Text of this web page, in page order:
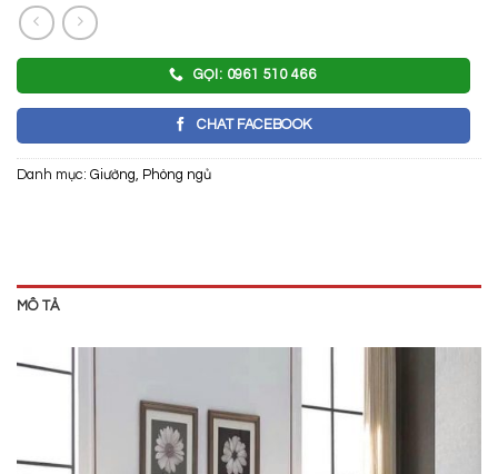
GỌI: 0961 510 466
CHAT FACEBOOK
Danh mục: Giường, Phòng ngủ
MÔ TẢ